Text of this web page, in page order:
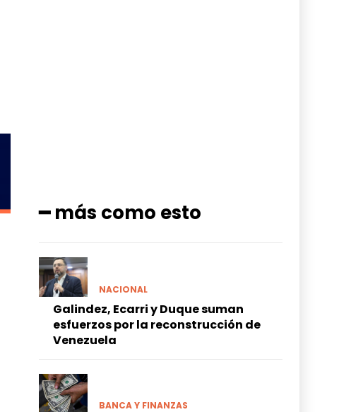
━ más como esto
NACIONAL
Galindez, Ecarri y Duque suman
esfuerzos por la reconstrucción de
Venezuela
BANCA Y FINANZAS